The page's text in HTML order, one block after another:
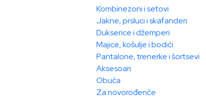
Kombinezoni i setovi
Jakne, prsluci i skafanderi
Dukserice i džemperi
Majice, košulje i bodići
Pantalone, trenerke i šortsevi
Aksesoari
Obuća
Za novorođenče